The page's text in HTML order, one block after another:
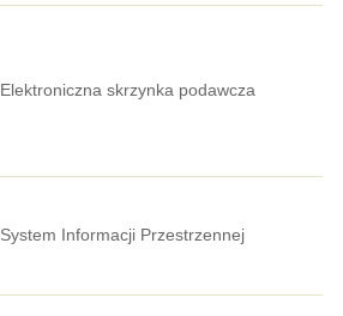
Elektroniczna skrzynka podawcza
System Informacji Przestrzennej